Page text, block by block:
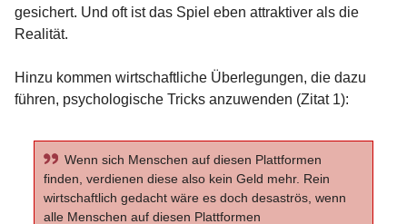
gesichert. Und oft ist das Spiel eben attraktiver als die
Realität.
Hinzu kommen wirtschaftliche Überlegungen, die dazu
führen, psychologische Tricks anzuwenden (Zitat 1):
Wenn sich Menschen auf diesen Plattformen
finden, verdienen diese also kein Geld mehr. Rein
wirtschaftlich gedacht wäre es doch desaströs, wenn
alle Menschen auf diesen Plattformen